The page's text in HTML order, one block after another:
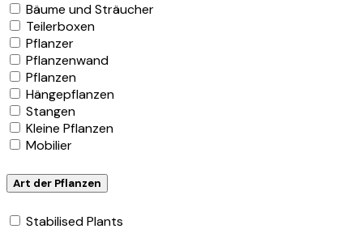
Bäume und Sträucher
Teilerboxen
Pflanzer
Pflanzenwand
Pflanzen
Hängepflanzen
Stangen
Kleine Pflanzen
Mobilier
Art der Pflanzen
Stabilised Plants